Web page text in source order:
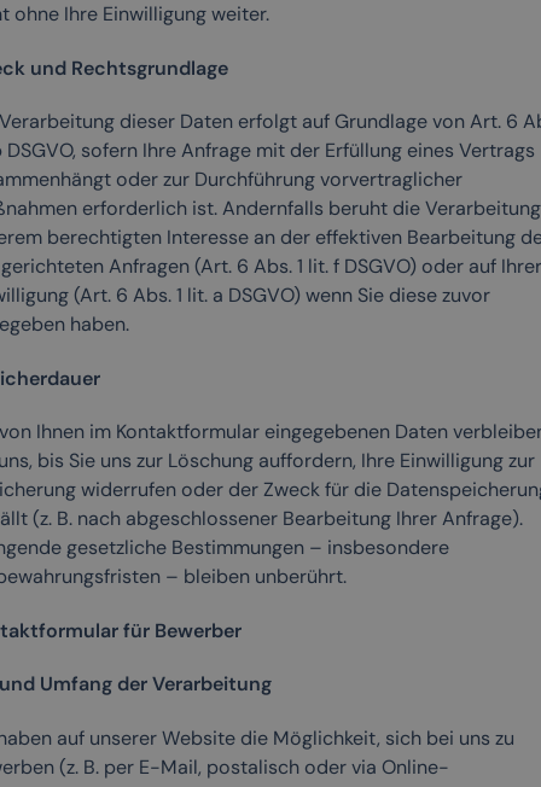
ohne Ihre Einwilligung weiter.
und Rechtsgrundlage
dieser Daten erfolgt auf Grundlage von Art. 6
DSGVO, sofern Ihre Anfrage mit der Erfüllung eines Vertrags
oder zur Durchführung vorvertraglicher
erforderlich ist. Andernfalls beruht die
berechtigten Interesse an der effektiven Bearbeitung
Anfragen (Art. 6 Abs. 1 lit. f DSGVO) oder auf Ihrer
(Art. 6 Abs. 1 lit. a DSGVO) wenn Sie diese zuvor
haben.
Ihnen im Kontaktformular eingegebenen Daten
bis Sie uns zur Löschung auffordern, Ihre Einwilligung zur
widerrufen oder der Zweck für die
(z. B. nach abgeschlossener Bearbeitung Ihrer Anfrage).
gesetzliche Bestimmungen – insbesondere
– bleiben unberührt.
für Bewerber
Umfang der Verarbeitung
auf unserer Website die Möglichkeit, sich bei uns zu
(z. B. per E-Mail, postalisch oder via Online-